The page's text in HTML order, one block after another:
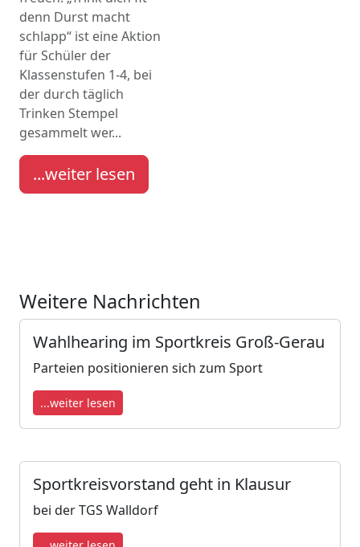
denn Durst macht
schlapp“ ist eine Aktion
für Schüler der
Klassenstufen 1-4, bei
der durch täglich
Trinken Stempel
gesammelt wer...
...weiter lesen
Weitere Nachrichten
Wahlhearing im Sportkreis Groß-Gerau
Parteien positionieren sich zum Sport
...weiter lesen
Sportkreisvorstand geht in Klausur
bei der TGS Walldorf